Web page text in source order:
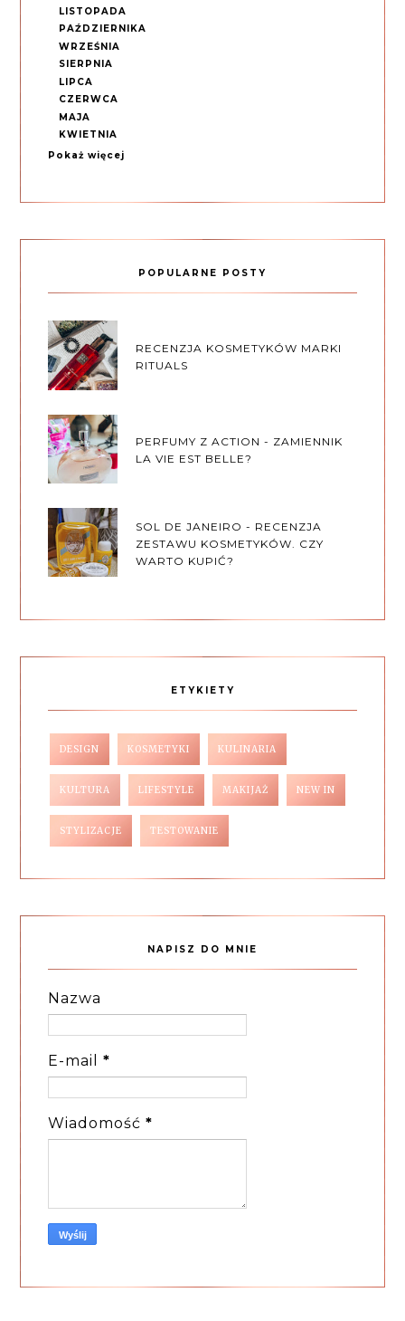
LISTOPADA
PAŹDZIERNIKA
WRZEŚNIA
SIERPNIA
LIPCA
CZERWCA
MAJA
KWIETNIA
Pokaż więcej
POPULARNE POSTY
RECENZJA KOSMETYKÓW MARKI
RITUALS
PERFUMY Z ACTION - ZAMIENNIK
LA VIE EST BELLE?
SOL DE JANEIRO - RECENZJA
ZESTAWU KOSMETYKÓW. CZY
WARTO KUPIĆ?
ETYKIETY
DESIGN KOSMETYKI KULINARIA
KULTURA LIFESTYLE MAKIJAŻ NEW IN
STYLIZACJE TESTOWANIE
NAPISZ DO MNIE
Nazwa
E-mail*
Wiadomość*